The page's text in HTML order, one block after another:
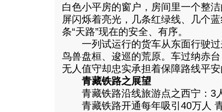
白色小平房的窗户，房间里一个整
屏闪烁着亮光，几条红绿线、几个
条“天路”现在的安全、有序。
一列试运行的货车从东面行驶过
鸟兽盘桓、逡巡的荒原。车过纳赤
无人值守却忠实承担着保障路线平
青藏铁路之展望
青藏铁路沿线旅游点之西宁：3
青藏铁路开通每年吸引40万人